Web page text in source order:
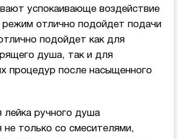
успокаивающе воздействие
режим отлично подойдет подачи
подойдет как для
душа, так и для
процедур после насыщенного
ручного душа
не только со смесителями,